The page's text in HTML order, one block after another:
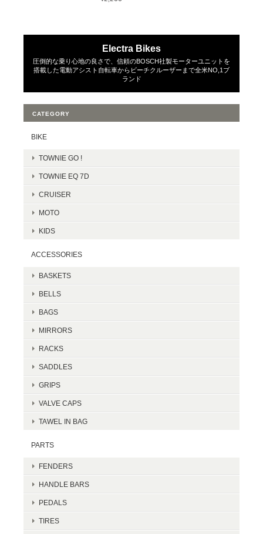
Electra Bikes
圧倒的な乗り心地の良さで、信頼のBOSCH社製モーターユニットを
搭載した電動アシスト自転車からビーチクルーザーまで全米NO,1ブ
ランド
CATEGORY
BIKE
TOWNIE GO !
TOWNIE EQ 7D
CRUISER
MOTO
KIDS
ACCESSORIES
BASKETS
BELLS
BAGS
MIRRORS
RACKS
SADDLES
GRIPS
VALVE CAPS
TAWEL IN BAG
PARTS
FENDERS
HANDLE BARS
PEDALS
TIRES